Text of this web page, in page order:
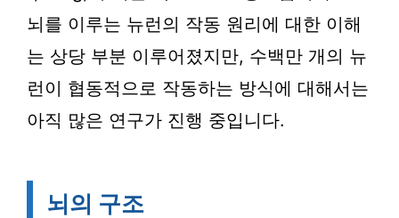
뇌를 이루는 뉴런의 작동 원리에 대한 이해
는 상당 부분 이루어졌지만, 수백만 개의 뉴
런이 협동적으로 작동하는 방식에 대해서는
아직 많은 연구가 진행 중입니다.
뇌의 구조